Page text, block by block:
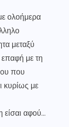
ολοήμερα
μεταξύ
με τη
που
κυρίως με
είσαι αφού…